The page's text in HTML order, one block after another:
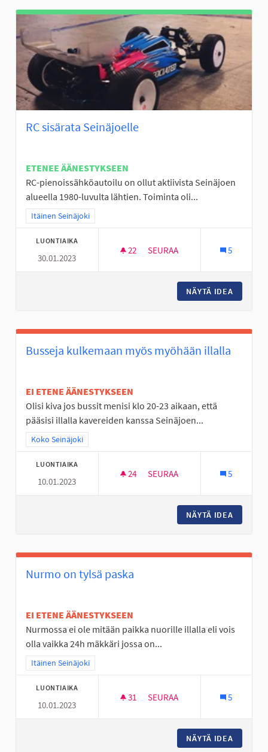
RC sisärata Seinäjoelle
ETENEE ÄÄNESTYKSEEN
RC-pienoissähköautoilu on ollut aktiivista Seinäjoen
alueella 1980-luvulta lähtien. Toiminta oli...
Rajaa tulokset teeman mukaan: Itäinen Seinäjoki
Itäinen Seinäjoki
LUONTIAIKA
30.01.2023
22 22 SEURAAJAA
SEURAA 5
NÄYTÄ IDEA
Busseja kulkemaan myös myöhään illalla
EI ETENE ÄÄNESTYKSEEN
Olisi kiva jos bussit menisi klo 20-23 aikaan, että
pääsisi illalla kavereiden kanssa Seinäjoen...
Rajaa tulokset teeman mukaan: Koko Seinäjoki
Koko Seinäjoki
LUONTIAIKA
10.01.2023
24 24 SEURAAJAA
SEURAA 5
NÄYTÄ IDEA
Nurmo on tylsä paska
EI ETENE ÄÄNESTYKSEEN
Nurmossa ei ole mitään paikka nuorille illalla eli vois
olla vaikka 24h mäkkäri jossa on...
Rajaa tulokset teeman mukaan: Itäinen Seinäjoki
Itäinen Seinäjoki
LUONTIAIKA
10.01.2023
31 31 SEURAAJAA
SEURAA 5
NÄYTÄ IDEA